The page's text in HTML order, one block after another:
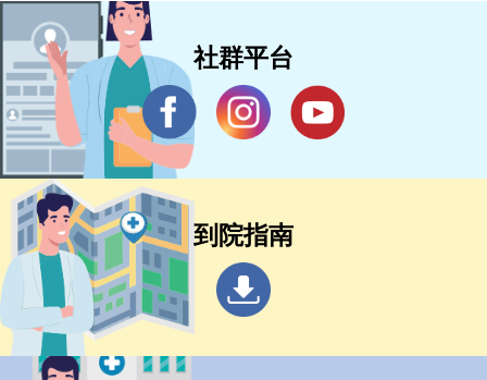
社群平台
到院指南